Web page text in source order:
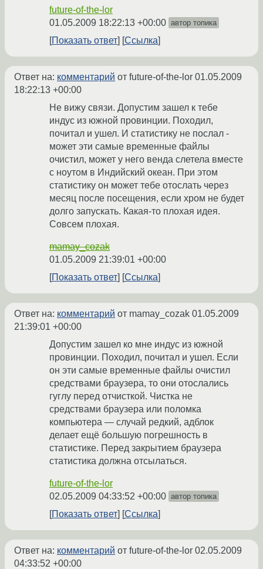
future-of-the-lor
01.05.2009 18:22:13 +00:00 автор топика
Показать ответ Ссылка
Ответ на: комментарий от future-of-the-lor 01.05.2009
18:22:13 +00:00
Не вижу связи. Допустим зашел к тебе
индус из южной провинции. Походил,
почитал и ушел. И статистику не послал -
может эти самые временные файлы
очистил, может у него венда слетела вместе
с ноутом в Индийский океан. При этом
статистику он может тебе отослать через
месяц после посещения, если хром не будет
долго запускать. Какая-то плохая идея.
Совсем плохая.
mamay_cozak
01.05.2009 21:39:01 +00:00
Показать ответ
Ссылка
Ответ на: комментарий от mamay_cozak 01.05.2009
21:39:01 +00:00
Допустим зашел ко мне индус из южной
провинции. Походил, почитал и ушел. Если
он эти самые временные файлы очистил
средствами браузера, то они отослались
гуглу перед отчисткой. Чистка не
средствами браузера или поломка
компьютера — случай редкий, адблок
делает ещё большую погрешность в
статистике. Перед закрытием браузера
статистика должна отсылаться.
future-of-the-lor
02.05.2009 04:33:52 +00:00 автор топика
Показать ответ Ссылка
Ответ на: комментарий от future-of-the-lor 02.05.2009
04:33:52 +00:00